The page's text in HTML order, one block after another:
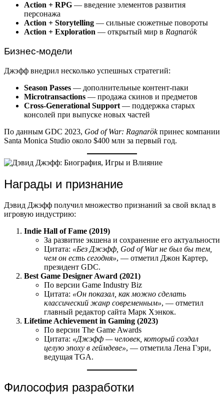
Action + RPG — введение элементов развития
персонажа
Action + Storytelling — сильные сюжетные повороты
Action + Exploration — открытый мир в Ragnarök
Бизнес-модели
Джэфф внедрил несколько успешных стратегий:
Season Passes — дополнительные контент-паки
Microtransactions — продажа скинов и предметов
Cross-Generational Support — поддержка старых
консолей при выпуске новых частей
По данным GDC 2023, God of War: Ragnarökпринес компании
Santa Monica Studio около $400 млн за первый год.
Награды и признание
Дэвид Джэфф получил множество признаний за свой вклад в
игровую индустрию:
Indie Hall of Fame (2019)
За развитие экшена и сохранение его актуальности
Цитата: «Без Джэфф, God of War не был бы тем,
чем он есть сегодня», — отметил Джон Картер,
президент GDC.
Best Game Designer Award (2021)
По версии Game Industry Biz
Цитата: «Он показал, как можно сделать
классический жанр современным», — отметил
главный редактор сайта Марк Хэнкок.
Lifetime Achievement in Gaming (2023)
По версии The Game Awards
Цитата: «Джэфф — человек, который создал
целую эпоху в геймдеве», — отметила Лена Гэри,
ведущая TGA.
Философия разработки